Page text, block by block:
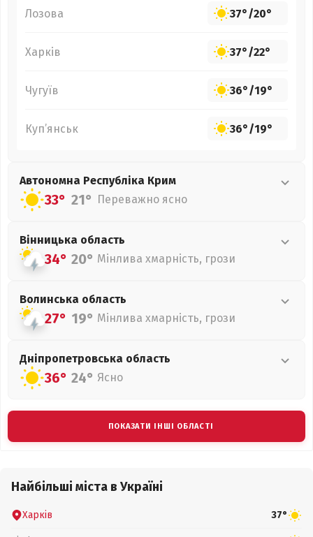
Лозова 37°/20°
Харків 37°/22°
Чугуїв 36°/19°
Куп’янськ 36°/19°
Автономна Республіка Крим
33° 21° Переважно ясно
Вінницька область
34° 20° Мінлива хмарність, грози
Волинська область
27° 19° Мінлива хмарність, грози
Дніпропетровська область
36° 24° Ясно
ПОКАЗАТИ ІНШІ ОБЛАСТІ
Найбільші міста в Україні
Харків 37°